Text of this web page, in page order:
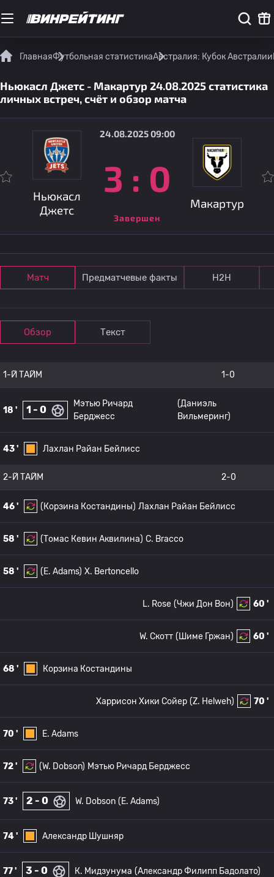
ГлавнаяФутбольная статистикаАвстралия: Кубок Австралии
Ньюкасл Джетс - Макартур 24.08.2025 статистика
личных встреч, счёт и обзор матча
Ньюкасл
Джетс
24.08.2025 09:00
3 : 0
Завершен
Макартур
Матч Предматчевые факты Н2Н
Обзор Текст
1-Й ТАЙМ 1-0
18 ' 1 - 0
Мэтью Ричард
Берджесс
(Даниэль
Вильмеринг)
43 ' Лахлан Райан Бейлисс
2-Й ТАЙМ 2-0
46 ' (Корзина Костандины) Лахлан Райан Бейлисс
58 ' (Томас Кевин Аквилина) C. Bracco
58 ' (E. Adams) X. Bertoncello
60 '
(Чжи Дон Вон)
L. Rose
60 '
(Шиме Гржан)
W. Скотт
68 ' Корзина Костандины
70 '
(Z. Helweh)
Харрисон Хики Сойер
70 ' E. Adams
72 ' (W. Dobson) Мэтью Ричард Берджесс
73 ' 2 - 0 W. Dobson (E. Adams)
74 ' Александр Шушняр
77 ' 3 - 0 К. Мидзунума (Александр Филипп Бадолато)